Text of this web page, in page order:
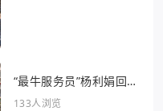
“最牛服务员”杨利娟回
归海底捞
133人浏览